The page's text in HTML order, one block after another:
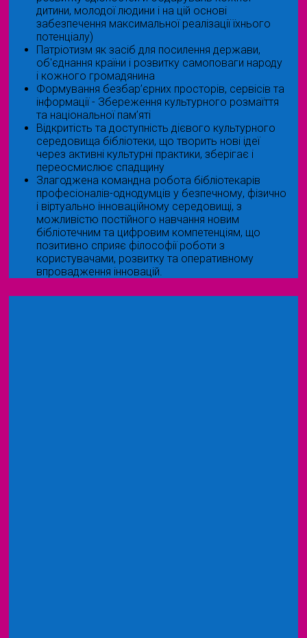
дитини, молодої людини і на цій основі
забезпечення максимальної реалізації їхнього
потенціалу)
Патріотизм як засіб для посилення держави,
об'єднання країни і розвитку самоповаги народу
і кожного громадянина
Формування безбар’єрних просторів, сервісів та
інформації - Збереження культурного розмаїття
та національної пам’яті
Відкритість та доступність дієвого культурного
середовища бібліотеки, що творить нові ідеї
через активні культурні практики, зберігає і
переосмислює спадщину
Злагоджена командна робота бібліотекарів
професіоналів-однодумців у безпечному, фізично
і віртуально інноваційному середовищі, з
можливістю постійного навчання новим
бібліотечним та цифровим компетенціям, що
позитивно сприяє філософії роботи з
користувачами, розвитку та оперативному
впровадження інновацій.